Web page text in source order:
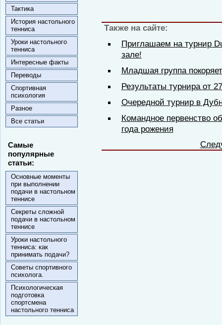
Тактика
История настольного
тенниса
Уроки настольного
тенниса
Интересные факты
Переводы
Спортивная
психология
Разное
Все статьи
Самые
популярные
статьи:
Основные моменты
при выполнении
подачи в настольном
теннисе
Секреты сложной
подачи в настольном
теннисе
Уроки настольного
тенниса: как
принимать подачи?
Советы спортивного
психолога.
Психологическая
подготовка
спортсмена
настольного тенниса
Также на сайте:
Приглашаем на турнир
зале!
Младшая группа
Результаты турнира от
Очередной турнир в
Командное первенство
года рожения